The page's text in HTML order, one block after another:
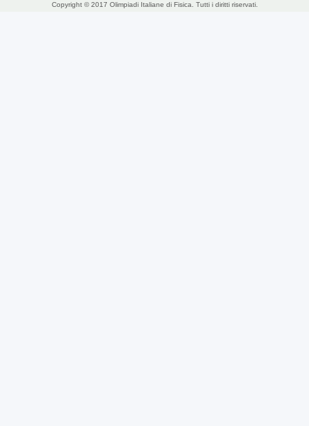
Copyright © 2017 Olimpiadi Italiane di Fisica. Tutti i diritti riservati.